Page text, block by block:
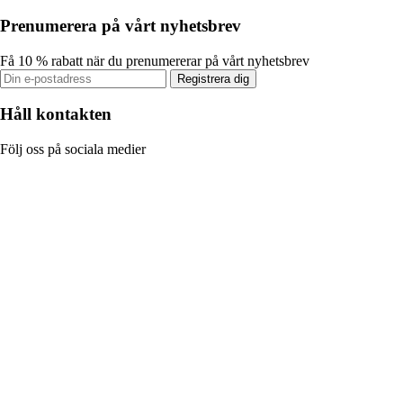
Prenumerera på vårt nyhetsbrev
Få 10 % rabatt när du prenumererar på vårt nyhetsbrev
Registrera dig
Håll kontakten
Följ oss på sociala medier